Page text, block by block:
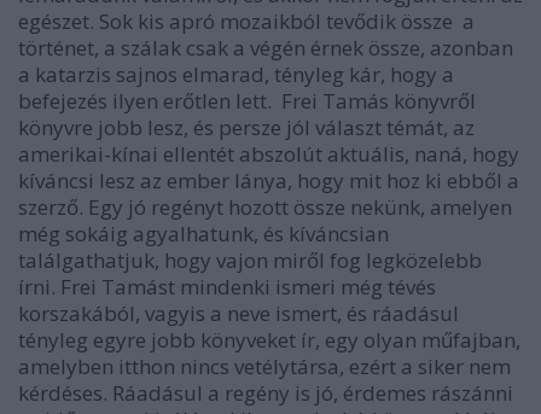
egészet. Sok kis apró mozaikból tevődik össze a
történet, a szálak csak a végén érnek össze, azonban
a katarzis sajnos elmarad, tényleg kár, hogy a
befejezés ilyen erőtlen lett. Frei Tamás könyvről
könyvre jobb lesz, és persze jól választ témát, az
amerikai-kínai ellentét abszolút aktuális, naná, hogy
kíváncsi lesz az ember lánya, hogy mit hoz ki ebből a
szerző. Egy jó regényt hozott össze nekünk, amelyen
még sokáig agyalhatunk, és kíváncsian
találgathatjuk, hogy vajon miről fog legközelebb
írni. Frei Tamást mindenki ismeri még tévés
korszakából, vagyis a neve ismert, és ráadásul
tényleg egyre jobb könyveket ír, egy olyan műfajban,
amelyben itthon nincs vetélytársa, ezért a siker nem
kérdéses. Ráadásul a regény is jó, érdemes rászánni